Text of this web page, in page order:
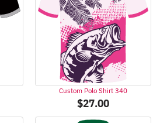
Custom Polo Shirt 340
$27.00